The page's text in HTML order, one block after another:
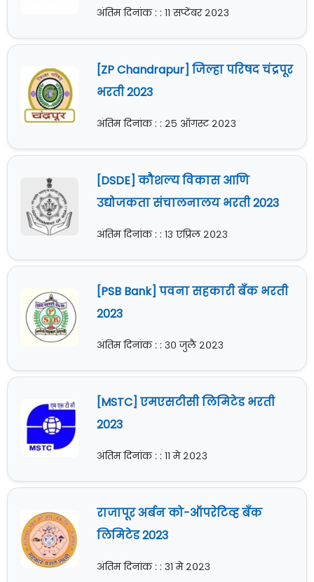
अंतिम दिनांक : : ११ सप्टेंबर २०२३
[ZP Chandrapur] जिल्हा परिषद चंद्रपूर
भरती 2023
अंतिम दिनांक : : २५ ऑगस्ट २०२३
[DSDE] कौशल्य विकास आणि
उद्योजकता संचालनालय भरती 2023
अंतिम दिनांक : : १३ एप्रिल २०२३
[PSB Bank] पवना सहकारी बँक भरती
2023
अंतिम दिनांक : : ३० जुलै २०२३
[MSTC] एमएसटीसी लिमिटेड भरती
2023
अंतिम दिनांक : : ११ मे २०२३
राजापूर अर्बन को-ऑपरेटिव्ह बँक
लिमिटेड 2023
अंतिम दिनांक : : ३१ मे २०२३